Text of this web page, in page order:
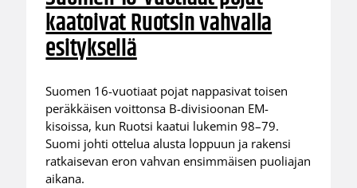
kaatoivat Ruotsin vahvalla
esityksellä
Suomen 16-vuotiaat pojat nappasivat toisen
peräkkäisen voittonsa B-divisioonan EM-
kisoissa, kun Ruotsi kaatui lukemin 98–79.
Suomi johti ottelua alusta loppuun ja rakensi
ratkaisevan eron vahvan ensimmäisen puoliajan
aikana.